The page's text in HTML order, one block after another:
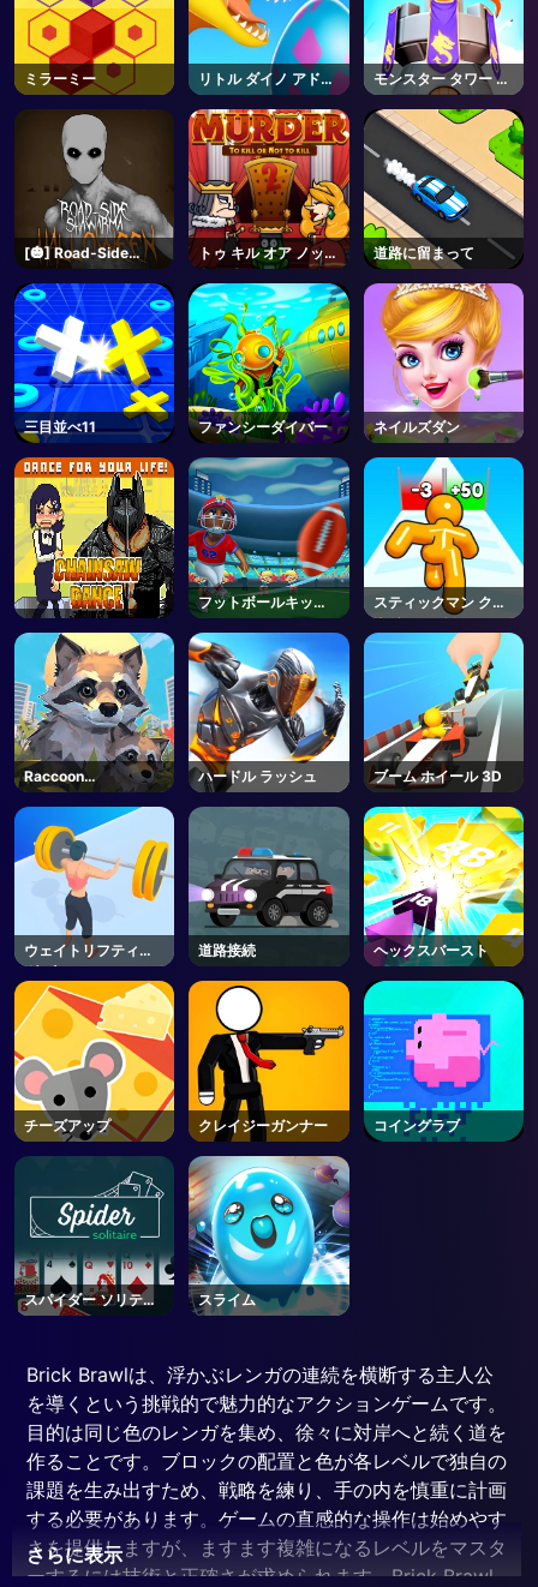
ミラーミー
リトル ダイノ アドベ
ンチャー
モンスター タワー デ
ィフェンス
[🎃] Road-Side
Shawarma
[HORROR] - Roblox
トゥ キル オア ノット
トゥ キル
道路に留まって
三目並べ11 ファンシーダイバー ネイルズダン
フットボールキック
オフ
スティックマン クラ
ウド ファイト
Raccoon
Adventure: City
Simulator 3D
ハードル ラッシュ ブーム ホイール 3D
ウェイトリフティン
グ ビューティー
道路接続 ヘックスバースト
チーズアップ クレイジーガンナー コイングラブ
スパイダー ソリティ
ア
スライム
Brick Brawlは、浮かぶレンガの連続を横断する主人公
を導くという挑戦的で魅力的なアクションゲームです。
目的は同じ色のレンガを集め、徐々に対岸へと続く道を
作ることです。ブロックの配置と色が各レベルで独自の
課題を生み出すため、戦略を練り、手の内を慎重に計画
する必要があります。ゲームの直感的な操作は始めやす
さを提供しますが、ますます複雑になるレベルをマスタ
ーするには技術と正確さが求められます。Brick Brawl
さらに表示